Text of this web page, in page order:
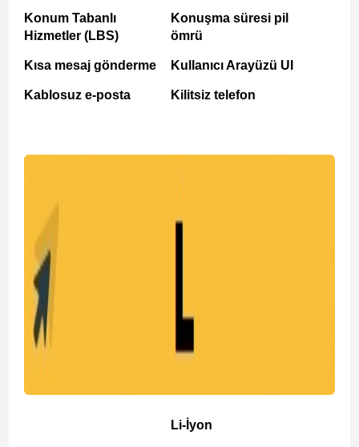
Konum Tabanlı
Hizmetler (LBS)
Kısa mesaj gönderme
Kablosuz e-posta
Konuşma süresi pil
ömrü
Kullanıcı Arayüzü UI
Kilitsiz telefon
Li-İyon